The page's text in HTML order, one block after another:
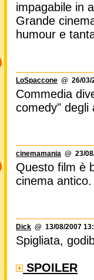
impagabile in
Grande
humour e
LoSpaccone @ 26/03/
Commedia
comedy" degli
cinemamania @ 23/
Questo film è
cinema
Dick @ 13/08/2007
Spigliata,
SPOILER